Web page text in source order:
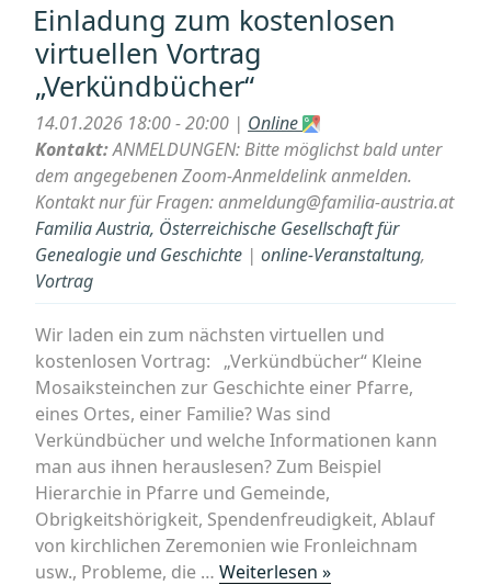
aus
Innenohr
Einladung zum kostenlosen
virtuellen Vortrag
„Verkündbücher“
14.01.2026 18:00 - 20:00 | Online
Kontakt:ANMELDUNGEN: Bitte möglichst bald unter
dem angegebenen Zoom-Anmeldelink anmelden.
Kontakt nur für Fragen: anmeldung@familia-austria.at
Familia Austria, Österreichische Gesellschaft für
Genealogie und Geschichte | online-Veranstaltung,
Vortrag
Wir laden ein zum nächsten virtuellen und
kostenlosen Vortrag: „Verkündbücher“ Kleine
Mosaiksteinchen zur Geschichte einer Pfarre,
eines Ortes, einer Familie? Was sind
Verkündbücher und welche Informationen kann
man aus ihnen herauslesen? Zum Beispiel
Hierarchie in Pfarre und Gemeinde,
Obrigkeitshörigkeit, Spendenfreudigkeit, Ablauf
von kirchlichen Zeremonien wie Fronleichnam
usw., Probleme, die … Weiterlesen »„Einladung